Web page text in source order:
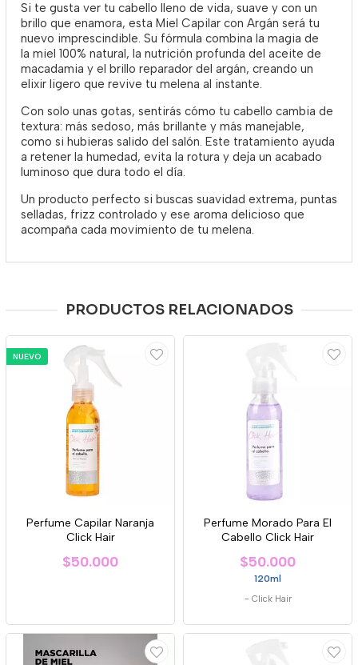
Si te gusta ver tu cabello lleno de vida, suave y con un
brillo que enamora, esta Miel Capilar con Argán será tu
nuevo imprescindible. Su fórmula combina la magia de
la miel 100% natural, la nutrición profunda del aceite de
macadamia y el brillo reparador del argán, creando un
elixir ligero que revive tu melena al instante.
Con solo unas gotas, sentirás cómo tu cabello cambia de
textura: más sedoso, más brillante y más manejable,
como si hubieras salido del salón. Este tratamiento ayuda
a retener la humedad, evita la rotura y deja un acabado
luminoso que dura todo el día.
Un producto perfecto si buscas suavidad extrema, puntas
selladas, frizz controlado y ese aroma delicioso que
acompaña cada movimiento de tu melena.
PRODUCTOS RELACIONADOS
NUEVO
Perfume Capilar Naranja
Click Hair
$50.000
Perfume Morado Para El
Cabello Click Hair
$50.000
120ml
- Click Hair